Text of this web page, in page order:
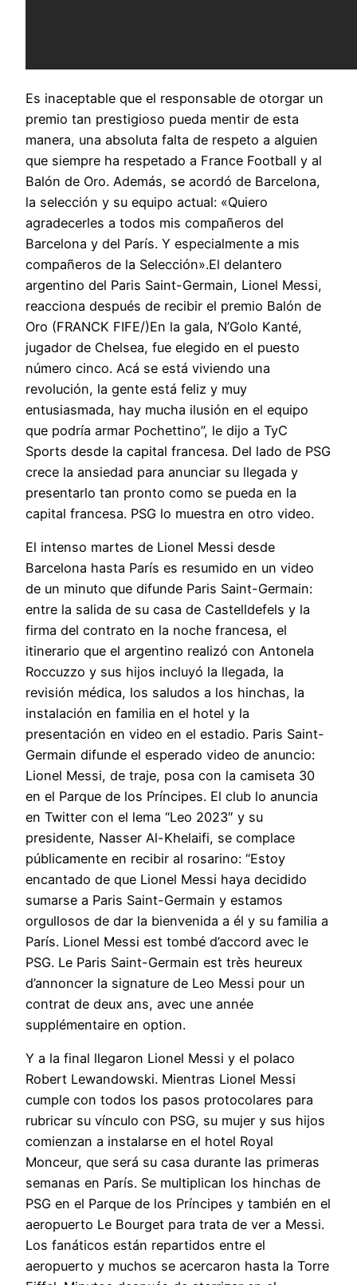
Es inaceptable que el responsable de otorgar un
premio tan prestigioso pueda mentir de esta
manera, una absoluta falta de respeto a alguien
que siempre ha respetado a France Football y al
Balón de Oro. Además, se acordó de Barcelona,
la selección y su equipo actual: «Quiero
agradecerles a todos mis compañeros del
Barcelona y del París. Y especialmente a mis
compañeros de la Selección».El delantero
argentino del Paris Saint-Germain, Lionel Messi,
reacciona después de recibir el premio Balón de
Oro (FRANCK FIFE/)En la gala, N’Golo Kanté,
jugador de Chelsea, fue elegido en el puesto
número cinco. Acá se está viviendo una
revolución, la gente está feliz y muy
entusiasmada, hay mucha ilusión en el equipo
que podría armar Pochettino”, le dijo a TyC
Sports desde la capital francesa. Del lado de PSG
crece la ansiedad para anunciar su llegada y
presentarlo tan pronto como se pueda en la
capital francesa. PSG lo muestra en otro video.
El intenso martes de Lionel Messi desde
Barcelona hasta París es resumido en un video
de un minuto que difunde Paris Saint-Germain:
entre la salida de su casa de Castelldefels y la
firma del contrato en la noche francesa, el
itinerario que el argentino realizó con Antonela
Roccuzzo y sus hijos incluyó la llegada, la
revisión médica, los saludos a los hinchas, la
instalación en familia en el hotel y la
presentación en video en el estadio. Paris Saint-
Germain difunde el esperado video de anuncio:
Lionel Messi, de traje, posa con la camiseta 30
en el Parque de los Príncipes. El club lo anuncia
en Twitter con el lema “Leo 2023″ y su
presidente, Nasser Al-Khelaifi, se complace
públicamente en recibir al rosarino: “Estoy
encantado de que Lionel Messi haya decidido
sumarse a Paris Saint-Germain y estamos
orgullosos de dar la bienvenida a él y su familia a
París. Lionel Messi est tombé d’accord avec le
PSG. Le Paris Saint-Germain est très heureux
d’annoncer la signature de Leo Messi pour un
contrat de deux ans, avec une année
supplémentaire en option.
Y a la final llegaron Lionel Messi y el polaco
Robert Lewandowski. Mientras Lionel Messi
cumple con todos los pasos protocolares para
rubricar su vínculo con PSG, su mujer y sus hijos
comienzan a instalarse en el hotel Royal
Monceur, que será su casa durante las primeras
semanas en París. Se multiplican los hinchas de
PSG en el Parque de los Príncipes y también en el
aeropuerto Le Bourget para trata de ver a Messi.
Los fanáticos están repartidos entre el
aeropuerto y muchos se acercaron hasta la Torre